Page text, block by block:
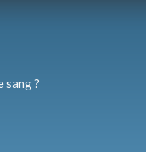
sang ?